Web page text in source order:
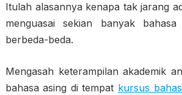
Itulah alasannya kenapa tak jarang
menguasai sekian banyak
berbeda-beda.
Mengasah keterampilan akademik
bahasa asing di tempat kursus